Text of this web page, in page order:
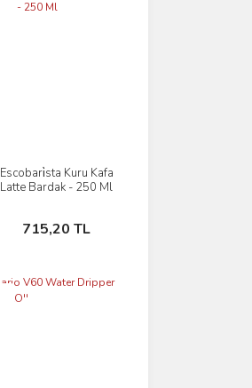
Escobari̇sta Kuru Kafa
Latte Bardak - 250 Ml
715,20 TL
İncele
Sepete Ekle